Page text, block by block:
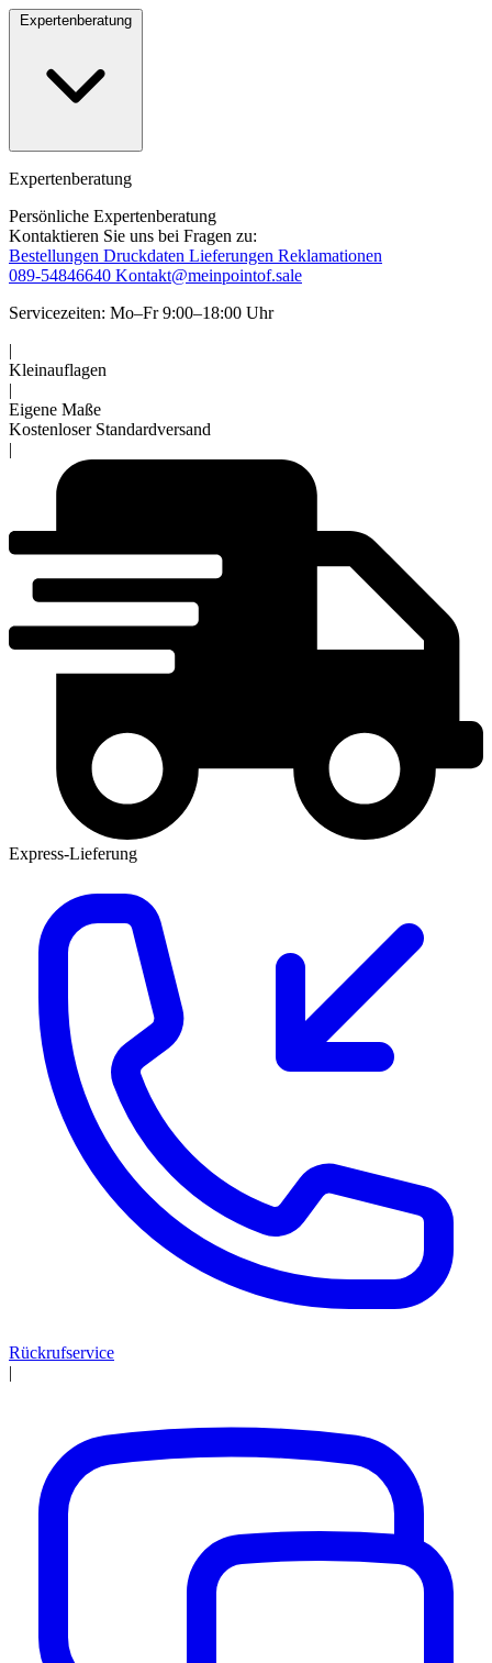
Expertenberatung
Expertenberatung
Persönliche Expertenberatung
Kontaktieren Sie uns bei Fragen zu:
Bestellungen Druckdaten Lieferungen Reklamationen
089-54846640 Kontakt@meinpointof.sale
Servicezeiten: Mo–Fr 9:00–18:00 Uhr
|
Kleinauflagen
|
Eigene Maße
Kostenloser Standardversand
|
Express-Lieferung
Rückrufservice
|